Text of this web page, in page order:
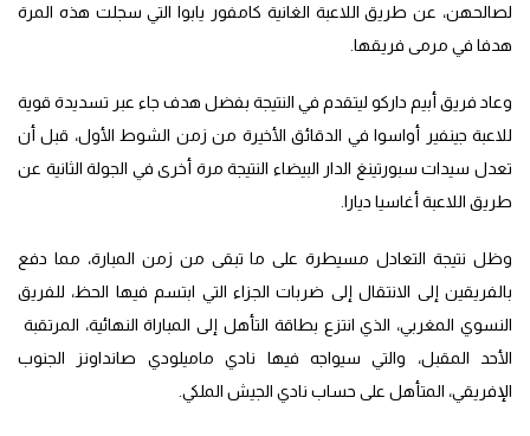
لصالحهن، عن طريق اللاعبة الغانية كامفور يابوا التي سجلت هذه المرة
هدفا في مرمى فريقها.
وعاد فريق أبيم داركو ليتقدم في النتيجة بفضل هدف جاء عبر تسديدة قوية
للاعبة جينفير أواسوا في الدقائق الأخيرة من زمن الشوط الأول، قبل أن
تعدل سيدات سبورتينغ الدار البيضاء النتيجة مرة أخرى في الجولة الثانية عن
طريق اللاعبة أغاسيا ديارا.
وظل نتيجة التعادل مسيطرة على ما تبقى من زمن المبارة، مما دفع
بالفريقين إلى الانتقال إلى ضربات الجزاء التي ابتسم فيها الحظ، للفريق
النسوي المغربي، الذي انتزع بطاقة التأهل إلى المباراة النهائية، المرتقبة
الأحد المقبل، والتي سيواجه فيها نادي ماميلودي صانداونز الجنوب
الإفريقي، المتأهل على حساب نادي الجيش الملكي.